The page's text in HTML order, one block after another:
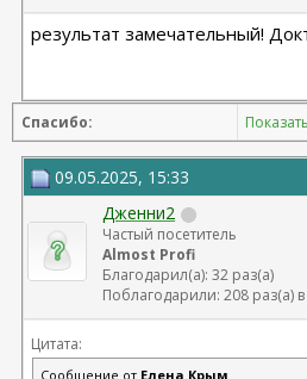
результат замечательный!
Спасибо:
09.05.2025, 15:33
Дженни2
Частый посетитель
Almost Profi
Благодарил(а): 32 раз(а)
Поблагодарили: 208 раз(а)
Цитата:
Сообщение от Елена Крым